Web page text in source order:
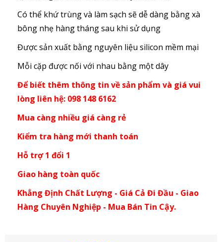
Có thể khứ trùng và làm sạch sẽ dễ dàng bằng xà
bông nhẹ hàng tháng sau khi sử dụng
Được sản xuất bằng nguyên liệu silicon mềm mại
Mỗi cặp được nối với nhau bằng một dây
Để biết thêm thông tin về sản phẩm và giá vui
lòng liên hệ: 098 148 6162
Mua càng nhiều giá càng rẻ
Kiểm tra hàng mới thanh toán
Hỗ trợ 1 đổi 1
Giao hàng toàn quốc
Khẳng Định Chất Lượng - Giá Cả Đi Đầu - Giao
Hàng Chuyên Nghiệp - Mua Bán Tin Cậy.